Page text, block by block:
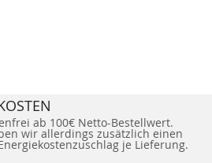
ab 100€ Netto-Bestellwert.
wir allerdings zusätzlich einen
je Lieferung.